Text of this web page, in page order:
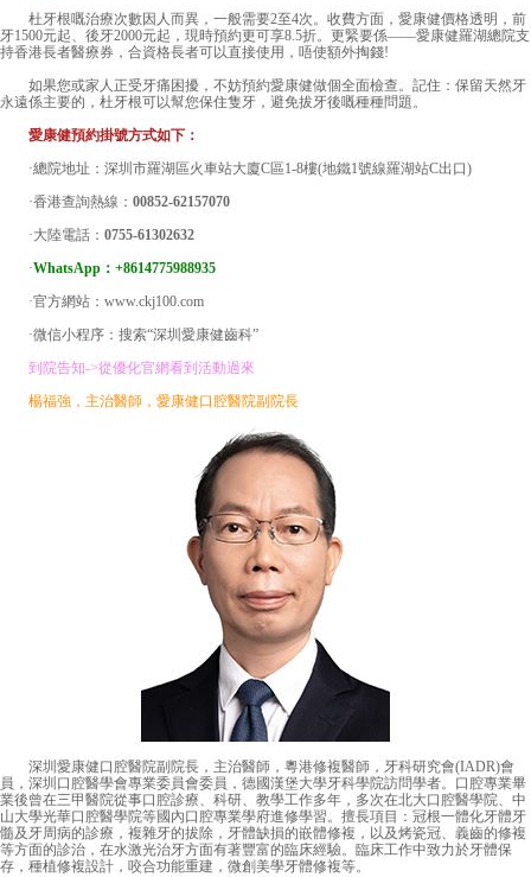
杜牙根嘅治療次數因人而異，一般需要2至4次。收費方面，愛康健價格透明，前
牙1500元起、後牙2000元起，現時預約更可享8.5折。更緊要係——愛康健羅湖總院支
持香港長者醫療券，合資格長者可以直接使用，唔使額外掏錢!
如果您或家人正受牙痛困擾，不妨預約愛康健做個全面檢查。記住：保留天然牙
永遠係主要的，杜牙根可以幫您保住隻牙，避免拔牙後嘅種種問題。
愛康健預約掛號方式如下：
·總院地址：深圳市羅湖區火車站大廈C區1-8樓(地鐵1號線羅湖站C出口)
·香港查詢熱線： 00852-62157070
·大陸電話： 0755-61302632
·WhatsApp：+8614775988935
·官方網站：www.ckj100.com
·微信小程序：搜索“深圳愛康健齒科”
到院告知->從優化官網看到活動過來
楊福強，主治醫師，愛康健口腔醫院副院長
深圳愛康健口腔醫院副院長，主治醫師，粵港修複醫師，牙科研究會(IADR)會
員，深圳口腔醫學會專業委員會委員，德國漢堡大學牙科學院訪問學者。口腔專業畢
業後曾在三甲醫院從事口腔診療、科研、教學工作多年，多次在北大口腔醫學院、中
山大學光華口腔醫學院等國內口腔專業學府進修學習。擅長項目：冠根一體化牙體牙
髓及牙周病的診療，複雜牙的拔除，牙體缺損的嵌體修複，以及烤瓷冠、義齒的修複
等方面的診治，在水激光治牙方面有著豐富的臨床經驗。臨床工作中致力於牙體保
存，種植修複設計，咬合功能重建，微創美學牙體修複等。